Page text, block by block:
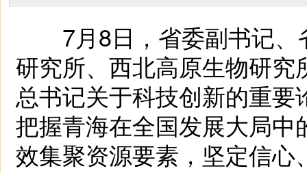
7月8日，省委副书记、
研究所、西北高原生物研
总书记关于科技创新的重
把握青海在全国发展大局
效集聚资源要素，坚定信